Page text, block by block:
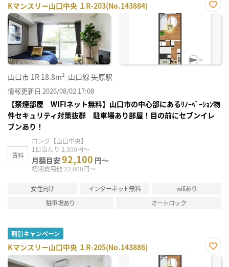
Kマンスリー山口中央 １R-203(No.143884)
お気
山口市 1R 18.8m² 山口線 矢原駅
情報更新日 2026/08/02 17:08
【禁煙部屋 WIFIネット無料】山口市の中心部にあるﾘﾉｰﾍﾞｰｼｮﾝ物
件セキュリティ対策抜群 駐車場あり部屋！目の前にセブンイレ
ブンあり！
賃料
ロング【山口中央】
1日当たり 2,300円～
月額目安92,100 円～
初期費用他 22,000円～
女性向け インターネット無料
wifiあり
駐車場あり
オートロック
割引キャンペーン
Kマンスリー山口中央 １R-205(No.143886)
お気